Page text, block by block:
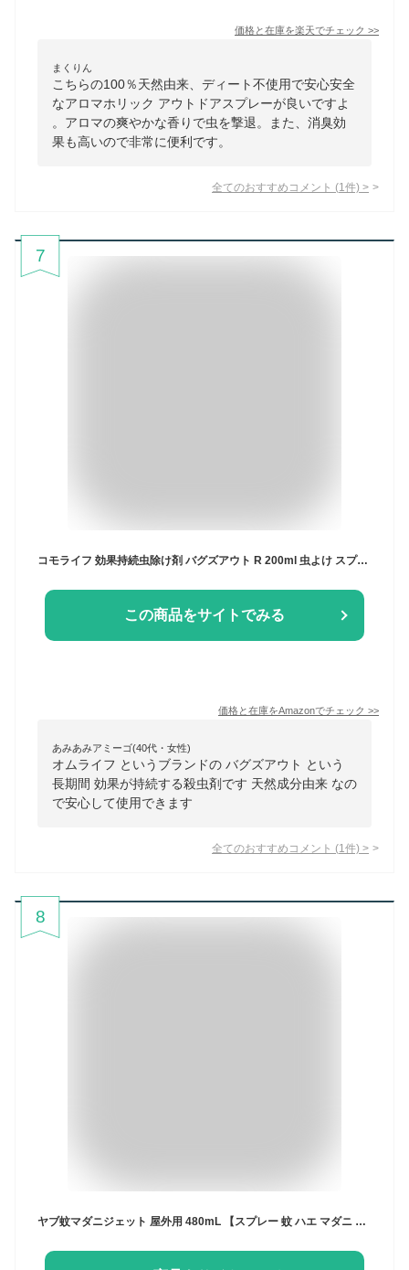
価格と在庫を楽天でチェック >>
まくりん
こちらの100％天然由来、ディート不使用で安心安全
なアロマホリック アウトドアスプレーが良いですよ
。アロマの爽やかな香りで虫を撃退。また、消臭効
果も高いので非常に便利です。
全てのおすすめコメント (1 件) >
7
コモライフ 効果持続虫除け剤 バグズアウト R 200ml 虫よけ スプレー 天然由来成分 害虫 屋内外 洗濯物 日本製
この商品をサイトでみる
価格と在庫をAmazonでチェック >>
あみあみアミーゴ(40代・女性)
オムライフ というブランドの バグズアウト という
長期間 効果が持続する殺虫剤です 天然成分由来 なの
で安心して使用できます
全てのおすすめコメント (1 件) >
8
ヤブ蚊マダニジェット 屋外用 480mL 【スプレー 蚊 ハエ マダニ 夏 虫除け 駆除 水性タイプ 無香料 屋外】